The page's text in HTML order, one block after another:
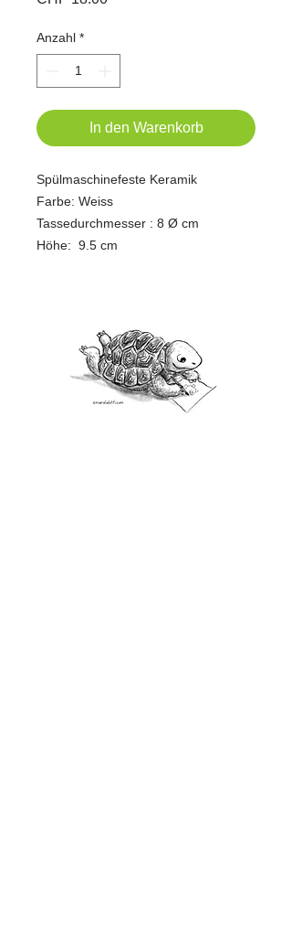
Anzahl *
In den Warenkorb
Spülmaschinefeste Keramik
Farbe: Weiss
Tassedurchmesser : 8 Ø cm
Höhe: 9.5 cm